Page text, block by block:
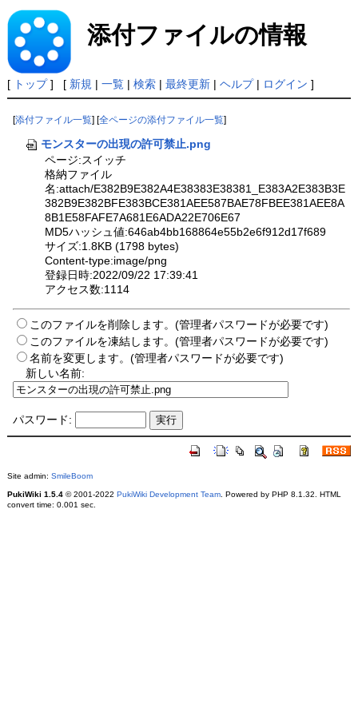
添付ファイルの情報
[ トップ] [ 新規 | 一覧| 検索| 最終更新| ヘルプ| ログイン ]
[添付ファイル一覧] [全ページの添付ファイル一覧]
モンスターの出現の許可禁止.png
ページ:スイッチ
格納ファイル
名:attach/E382B9E382A4E38383E38381_E383A2E383B3E
382B9E382BFE383BCE381AEE587BAE78FBEE381AEE8A
8B1E58FAFE7A681E6ADA22E706E67
MD5ハッシュ値:646ab4bb168864e55b2e6f912d17f689
サイズ:1.8KB (1798 bytes)
Content-type:image/png
登録日時:2022/09/22 17:39:41
アクセス数:1114
このファイルを削除します。(管理者パスワードが必要です)
このファイルを凍結します。(管理者パスワードが必要です)
名前を変更します。(管理者パスワードが必要です)
新しい名前:
パスワード:
Site admin: SmileBoom
PukiWiki 1.5.4© 2001-2022 PukiWiki Development Team. Powered by PHP 8.1.32. HTML
convert time: 0.001 sec.